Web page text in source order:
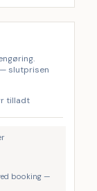
slutprisen
tilladt
booking —